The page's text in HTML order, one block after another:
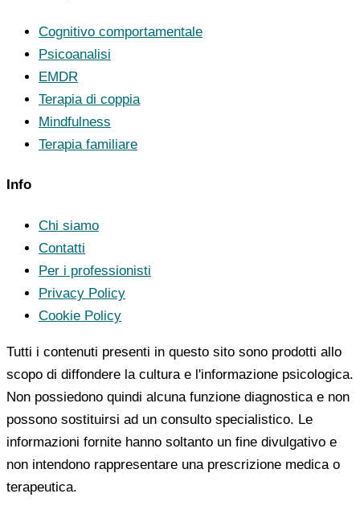
Cognitivo comportamentale
Psicoanalisi
EMDR
Terapia di coppia
Mindfulness
Terapia familiare
Info
Chi siamo
Contatti
Per i professionisti
Privacy Policy
Cookie Policy
Tutti i contenuti presenti in questo sito sono prodotti allo
scopo di diffondere la cultura e l'informazione psicologica.
Non possiedono quindi alcuna funzione diagnostica e non
possono sostituirsi ad un consulto specialistico. Le
informazioni fornite hanno soltanto un fine divulgativo e
non intendono rappresentare una prescrizione medica o
terapeutica.